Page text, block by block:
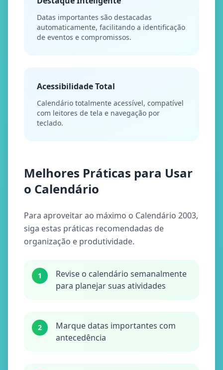
Datas importantes são destacadas
automaticamente, facilitando a identificação
de eventos e compromissos.
Acessibilidade Total
Calendário totalmente acessível, compatível
com leitores de tela e navegação por
teclado.
Melhores Práticas para Usar
o Calendário
Para aproveitar ao máximo o Calendário 2003,
siga estas práticas recomendadas de
organização e produtividade.
1
Revise o calendário semanalmente
para planejar suas atividades
2
Marque datas importantes com
antecedência